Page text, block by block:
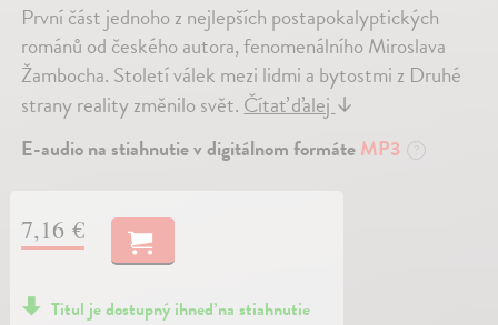
První část jednoho z nejlepších postapokalyptických
románů od českého autora, fenomenálního Miroslava
Žambocha. Století válek mezi lidmi a bytostmi z Druhé
strany reality změnilo svět.Čítať ďalej↓
E-audio na stiahnutie v digitálnom formáteMP3 ?
7,16 €
Titul je dostupný ihneď na stiahnutie